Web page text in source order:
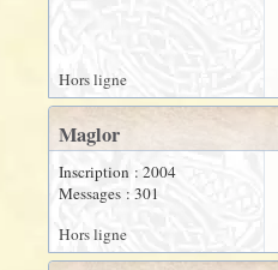
Hors ligne
Maglor
Inscription : 2004
Messages : 301
Hors ligne